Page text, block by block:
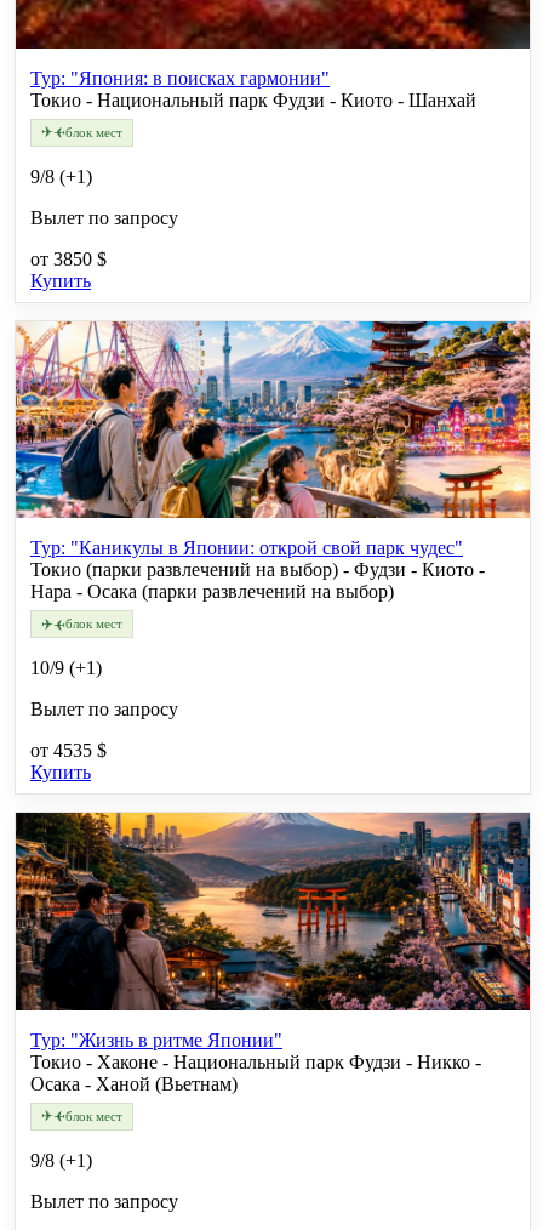
Тур: "Япония: в поисках гармонии"
Токио - Национальный парк Фудзи - Киото - Шанхай
✈✈блок мест
9/8 (+1)
Вылет по запросу
от 3850 $
Купить
Тур: "Каникулы в Японии: открой свой парк чудес"
Токио (парки развлечений на выбор) - Фудзи - Киото -
Нара - Осака (парки развлечений на выбор)
✈✈блок мест
10/9 (+1)
Вылет по запросу
от 4535 $
Купить
Тур: "Жизнь в ритме Японии"
Токио - Хаконе - Национальный парк Фудзи - Никко -
Осака - Ханой (Вьетнам)
✈✈блок мест
9/8 (+1)
Вылет по запросу